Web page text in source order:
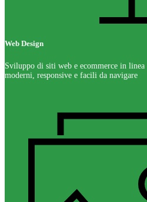
Web Design
Sviluppo di siti web e ecommerce in
moderni, responsive e facili da navigare